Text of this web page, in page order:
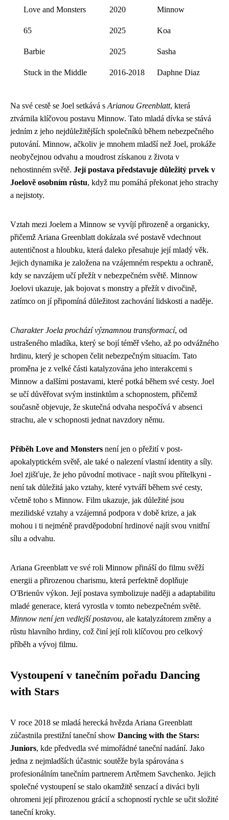
Love and Monsters 2020 Minnow
65 2025 Koa
Barbie 2025 Sasha
Stuck in the Middle 2016-2018 Daphne Diaz
Na své cestě se Joel setkává sArianou Greenblatt, která
ztvárnila klíčovou postavu Minnow. Tato mladá dívka se stává
jedním z jeho nejdůležitějších společníků během nebezpečného
putování. Minnow, ačkoliv je mnohem mladší než Joel, prokáže
neobyčejnou odvahu a moudrost získanou z života v
nehostinném světě. Její postava představuje důležitý prvek v
Joelově osobním růstu, když mu pomáhá překonat jeho strachy
a nejistoty.
Vztah mezi Joelem a Minnow se vyvíjí přirozeně a organicky,
přičemž Ariana Greenblatt dokázala své postavě vdechnout
autentičnost a hloubku, která daleko přesahuje její mladý věk.
Jejich dynamika je založena na vzájemném respektu a ochraně,
kdy se navzájem učí přežít v nebezpečném světě. Minnow
Joelovi ukazuje, jak bojovat s monstry a přežít v divočině,
zatímco on jí připomíná důležitost zachování lidskosti a naděje.
Charakter Joela prochází významnou transformací, od
ustrašeného mladíka, který se bojí téměř všeho, až po odvážného
hrdinu, který je schopen čelit nebezpečným situacím. Tato
proměna je z velké části katalyzována jeho interakcemi s
Minnow a dalšími postavami, které potká během své cesty. Joel
se učí důvěřovat svým instinktům a schopnostem, přičemž
současně objevuje, že skutečná odvaha nespočívá v absenci
strachu, ale v schopnosti jednat navzdory němu.
Příběh Love and Monsters není jen o přežití v post-
apokalyptickém světě, ale také o nalezení vlastní identity a síly.
Joel zjišťuje, že jeho původní motivace - najít svou přítelkyni -
není tak důležitá jako vztahy, které vytváří během své cesty,
včetně toho s Minnow. Film ukazuje, jak důležité jsou
mezilidské vztahy a vzájemná podpora v době krize, a jak
mohou i ti nejméně pravděpodobní hrdinové najít svou vnitřní
sílu a odvahu.
Ariana Greenblatt ve své roli Minnow přináší do filmu svěží
energii a přirozenou charismu, která perfektně doplňuje
O'Brienův výkon. Její postava symbolizuje naději a adaptabilitu
mladé generace, která vyrostla v tomto nebezpečném světě.
Minnow není jen vedlejší postavou, ale katalyzátorem změny a
růstu hlavního hrdiny, což činí její roli klíčovou pro celkový
příběh a vývoj filmu.
Vystoupení v tanečním pořadu Dancing
with Stars
V roce 2018 se mladá herecká hvězda Ariana Greenblatt
zúčastnila prestižní taneční show Dancing with the Stars:
Juniors, kde předvedla své mimořádné taneční nadání. Jako
jedna z nejmladších účastnic soutěže byla spárována s
profesionálním tanečním partnerem Artěmem Savchenko. Jejich
společné vystoupení se stalo okamžitě senzací a diváci byli
ohromeni její přirozenou grácií a schopností rychle se učit složité
taneční kroky.